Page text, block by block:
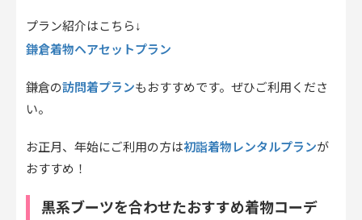
プラン紹介はこちら↓
鎌倉着物ヘアセットプラン
鎌倉の訪問着プランもおすすめです。ぜひご利用くださ
い。
お正月、年始にご利用の方は初詣着物レンタルプランが
おすすめ！
黒系ブーツを合わせたおすすめ着物コーデ